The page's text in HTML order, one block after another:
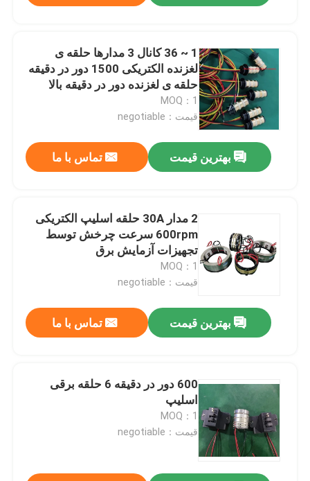
1 ~ 36 کانال 3 مدارها حلقه ی
لغزنده الکتریکی 1500 دور در دقیقه
حلقه ی لغزنده دور در دقیقه بالا
MOQ：1
قیمت：negotiable
بهترین قیمت تماس با ما
2 مدار 30A حلقه اسلیپ الکتریکی
600rpm سرعت چرخش توسط
تجهیزات آزمایش برق
MOQ：1
قیمت：negotiable
بهترین قیمت تماس با ما
600 دور در دقیقه 6 حلقه برقی
اسلیپ
MOQ：1
قیمت：negotiable